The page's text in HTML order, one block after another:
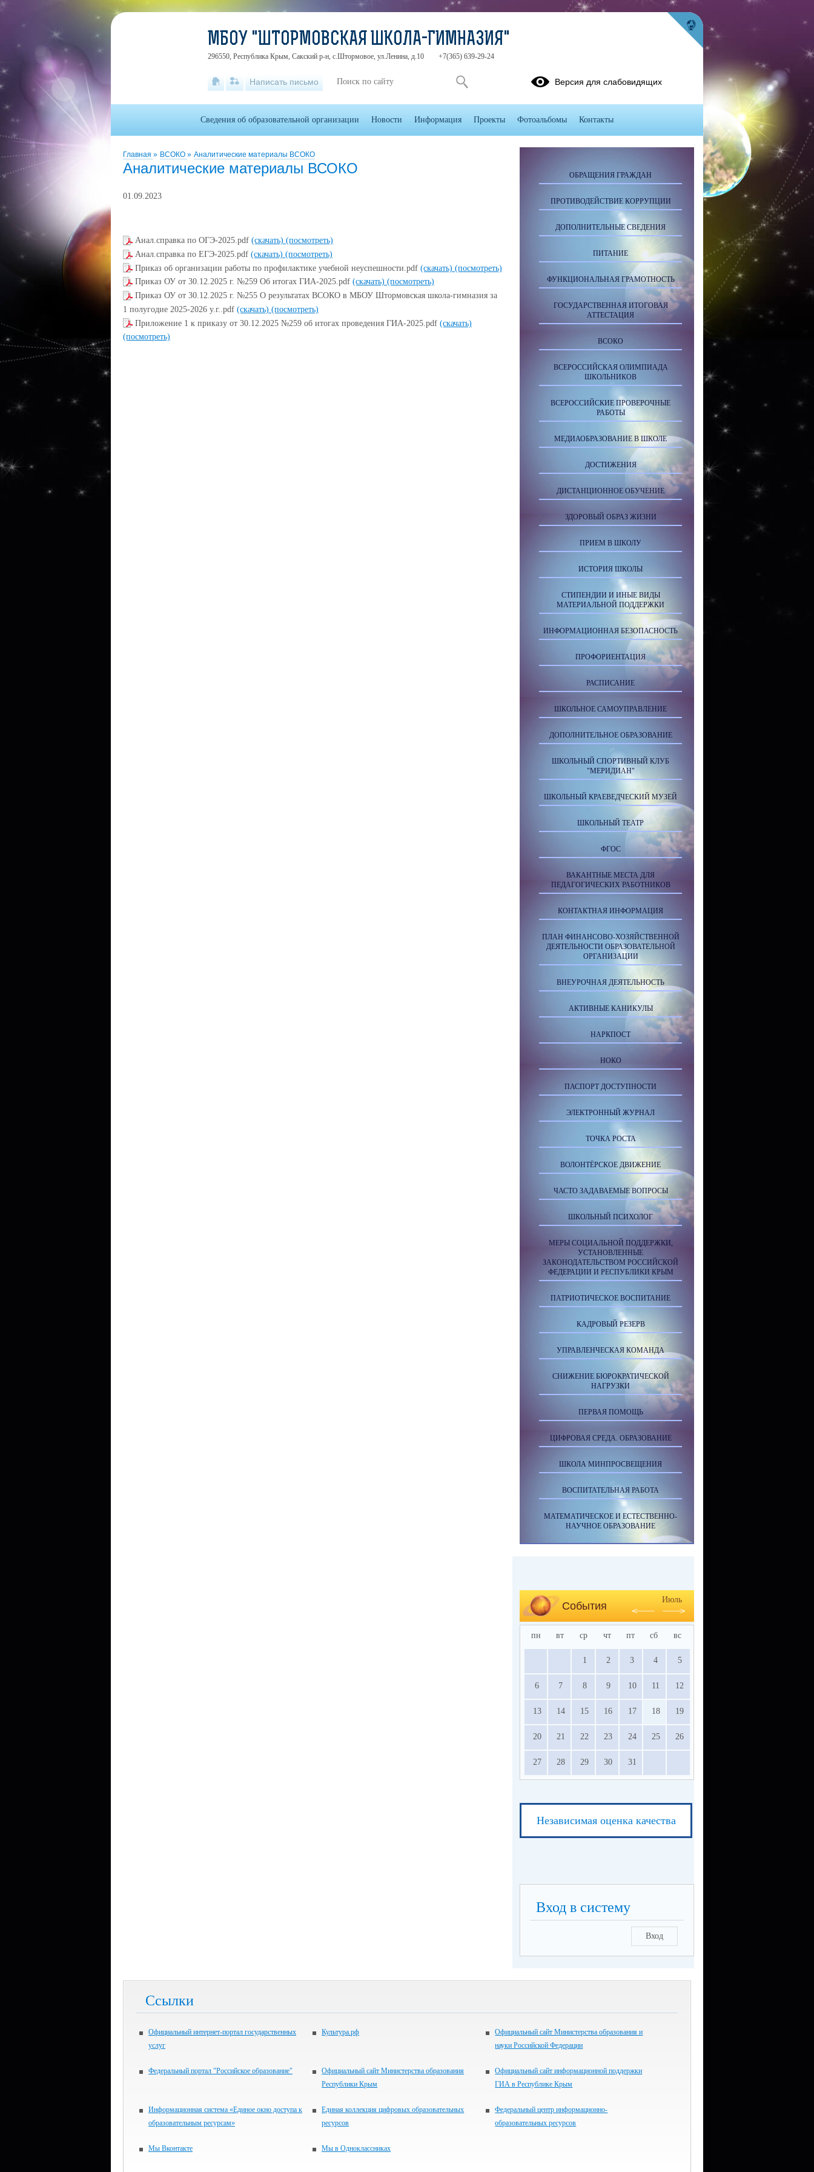
Главная » ВСОКО » Аналитические материалы ВСОКО
Аналитические материалы ВСОКО
01.09.2023
Анал.справка по ОГЭ-2025.pdf (скачать) (посмотреть)
Анал.справка по ЕГЭ-2025.pdf (скачать) (посмотреть)
Приказ об организации работы по профилактике учебной неуспешности.pdf (скачать) (посмотреть)
Приказ ОУ от 30.12.2025 г. №259 Об итогах ГИА-2025.pdf (скачать) (посмотреть)
Приказ ОУ от 30.12.2025 г. №255 О результатах ВСОКО в МБОУ Штормовская школа-гимназия за
1 полугодие 2025-2026 у.г..pdf (скачать) (посмотреть)
Приложение 1 к приказу от 30.12.2025 №259 об итогах проведения ГИА-2025.pdf (скачать)
(посмотреть)
ОБРАЩЕНИЯ ГРАЖДАН
ПРОТИВОДЕЙСТВИЕ КОРРУПЦИИ
ДОПОЛНИТЕЛЬНЫЕ СВЕДЕНИЯ
ПИТАНИЕ
ФУНКЦИОНАЛЬНАЯ ГРАМОТНОСТЬ
ГОСУДАРСТВЕННАЯ ИТОГОВАЯ
АТТЕСТАЦИЯ
ВСОКО
ВСЕРОССИЙСКАЯ ОЛИМПИАДА
ШКОЛЬНИКОВ
ВСЕРОССИЙСКИЕ ПРОВЕРОЧНЫЕ
РАБОТЫ
МЕДИАОБРАЗОВАНИЕ В ШКОЛЕ
ДОСТИЖЕНИЯ
ДИСТАНЦИОННОЕ ОБУЧЕНИЕ
ЗДОРОВЫЙ ОБРАЗ ЖИЗНИ
ПРИЕМ В ШКОЛУ
ИСТОРИЯ ШКОЛЫ
СТИПЕНДИИ И ИНЫЕ ВИДЫ
МАТЕРИАЛЬНОЙ ПОДДЕРЖКИ
ИНФОРМАЦИОННАЯ БЕЗОПАСНОСТЬ
ПРОФОРИЕНТАЦИЯ
РАСПИСАНИЕ
ШКОЛЬНОЕ САМОУПРАВЛЕНИЕ
ДОПОЛНИТЕЛЬНОЕ ОБРАЗОВАНИЕ
ШКОЛЬНЫЙ СПОРТИВНЫЙ КЛУБ
"МЕРИДИАН"
ШКОЛЬНЫЙ КРАЕВЕДЧЕСКИЙ МУЗЕЙ
ШКОЛЬНЫЙ ТЕАТР
ФГОС
ВАКАНТНЫЕ МЕСТА ДЛЯ
ПЕДАГОГИЧЕСКИХ РАБОТНИКОВ
КОНТАКТНАЯ ИНФОРМАЦИЯ
ПЛАН ФИНАНСОВО-ХОЗЯЙСТВЕННОЙ
ДЕЯТЕЛЬНОСТИ ОБРАЗОВАТЕЛЬНОЙ
ОРГАНИЗАЦИИ
ВНЕУРОЧНАЯ ДЕЯТЕЛЬНОСТЬ
АКТИВНЫЕ КАНИКУЛЫ
НАРКПОСТ
НОКО
ПАСПОРТ ДОСТУПНОСТИ
ЭЛЕКТРОННЫЙ ЖУРНАЛ
ТОЧКА РОСТА
ВОЛОНТЁРСКОЕ ДВИЖЕНИЕ
ЧАСТО ЗАДАВАЕМЫЕ ВОПРОСЫ
ШКОЛЬНЫЙ ПСИХОЛОГ
МЕРЫ СОЦИАЛЬНОЙ ПОДДЕРЖКИ,
УСТАНОВЛЕННЫЕ
ЗАКОНОДАТЕЛЬСТВОМ РОССИЙСКОЙ
ФЕДЕРАЦИИ И РЕСПУБЛИКИ КРЫМ
ПАТРИОТИЧЕСКОЕ ВОСПИТАНИЕ
КАДРОВЫЙ РЕЗЕРВ
УПРАВЛЕНЧЕСКАЯ КОМАНДА
СНИЖЕНИЕ БЮРОКРАТИЧЕСКОЙ
НАГРУЗКИ
ПЕРВАЯ ПОМОЩЬ
ЦИФРОВАЯ СРЕДА. ОБРАЗОВАНИЕ
ШКОЛА МИНПРОСВЕЩЕНИЯ
ВОСПИТАТЕЛЬНАЯ РАБОТА
МАТЕМАТИЧЕСКОЕ И ЕСТЕСТВЕННО-
НАУЧНОЕ ОБРАЗОВАНИЕ
События
Июль
пн вт ср чт пт сб вс
1 2 3 4 5
6 7 8 9 10 11 12
13 14 15 16 17 18 19
20 21 22 23 24 25 26
27 28 29 30 31
Независимая оценка качества
Вход в систему
Вход
Ссылки
Официальный интернет-портал государственных
услуг
Культура.рф
Официальный сайт Министерства образования и
науки Российской Федерации
Федеральный портал "Российское образование"
Официальный сайт Министерства образования
Республики Крым
Официальный сайт информационной поддержки
ГИА в Республике Крым
Информационная система «Единое окно доступа к
образовательным ресурсам»
Единая коллекция цифровых образовательных
ресурсов
Федеральный центр информационно-
образовательных ресурсов
Мы Вконтакте Мы в Одноклассниках
МБОУ "ШТОРМОВСКАЯ ШКОЛА-ГИМНАЗИЯ"
296550, Республика Крым, Сакский р-н, с.Штормовое, ул.Ленина, д.10 +7(365) 639-29-24
Написать письмо Версия для слабовидящих
Сведения об образовательной организации Новости Информация Проекты Фотоальбомы Контакты